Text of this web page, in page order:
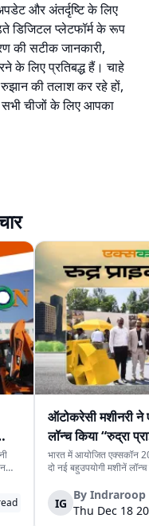
और अंतर्दृष्टि के लिए
डिजिटल प्लेटफॉर्म के रूप
की सटीक जानकारी,
के लिए प्रतिबद्ध हैं। चाहे
की तलाश कर रहे हों,
सभी चीजों के लिए आपका
ऑटोकरेसी मशीनरी
लॉन्च किया “रुद्रा
प्राइम मिनी”
भारत में आयोजित एक्सकॉन
दो नई बहुउपयोगी मशीनें
प्रोजेक्ट, यूटिलिटी
बनाई गई हैं, जहाँ साइट...
IG
By Indraroop
Thu Dec 18